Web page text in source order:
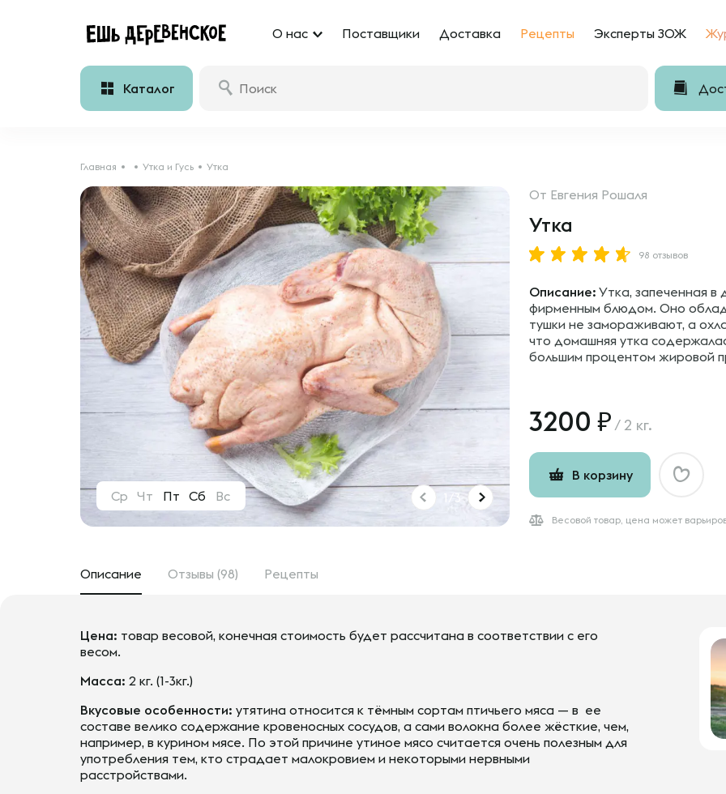
О нас Поставщики Доставка Рецепты Эксперты ЗОЖ
Каталог
Главная Утка и Гусь Утка
1/3
Ср Чт Пт Сб Вс
От Евгения Рошаля
Утка
98 отзывов
Описание: Утка, запеченная в
фирменным блюдом. Оно
тушки не замораживают, а
что домашняя утка
большим процентом жировой
3200 / 2 кг.
В корзину
Весовой товар, цена может
Описание Отзывы (98) Рецепты
Цена: товар весовой, конечная стоимость будет рассчитана в соответствии с его
весом.
Масса: 2 кг. (1-3кг.)
Вкусовые особенности: утятина относится к тёмным сортам птичьего мяса — в ее
составе велико содержание кровеносных сосудов, а сами волокна более жёсткие, чем,
например, в курином мясе. По этой причине утиное мясо считается очень полезным для
употребления тем, кто страдает малокровием и некоторыми нервными
расстройствами.